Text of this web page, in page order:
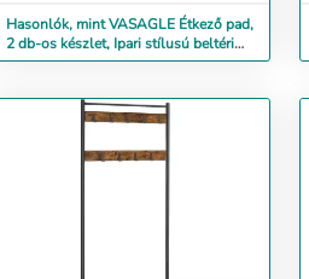
Hasonlók, mint VASAGLE Étkező pad,
2 db-os készlet, Ipari stílusú beltéri
padok,...